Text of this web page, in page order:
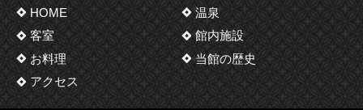
HOME
温泉
客室
館内施設
お料理
当館の歴史
アクセス